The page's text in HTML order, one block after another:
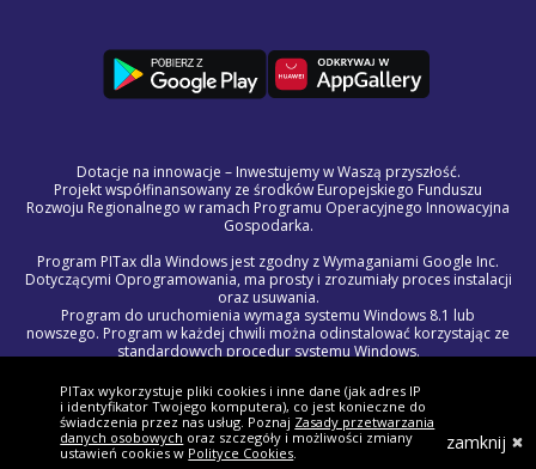
Dotacje na innowacje – Inwestujemy w Waszą przyszłość.
Projekt współfinansowany ze środków Europejskiego Funduszu
Rozwoju Regionalnego w ramach Programu Operacyjnego Innowacyjna
Gospodarka.
Program PITax dla Windows jest zgodny z Wymaganiami Google Inc.
Dotyczącymi Oprogramowania, ma prosty i zrozumiały proces instalacji
oraz usuwania.
Program do uruchomienia wymaga systemu Windows 8.1 lub
nowszego. Program w każdej chwili można odinstalować korzystając ze
standardowych procedur systemu Windows.
Świadczenia Usług Drogą Elektroniczną.
W razie wystąpienia problemów technicznych lub błędów w programie,
prosimy o kontakt z naszym zespołem wsparcia pod adresem
pomoc@pitax.pl.
PITax wykorzystuje pliki cookies i inne dane (jak adres IP
i identyfikator Twojego komputera), co jest konieczne do
świadczenia przez nas usług. Poznaj Zasady przetwarzania
danych osobowych oraz szczegóły i możliwości zmiany
ustawień cookies w Polityce Cookies. zamknij